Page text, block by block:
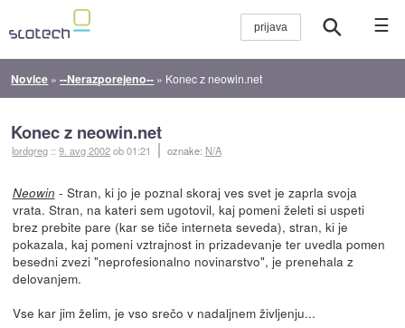
☰
Novice »--Nerazporejeno-- » Konec z neowin.net
Konec z neowin.net
lordgreg ::9. avg 2002ob 01:21 oznake: N/A
Neowin - Stran, ki jo je poznal skoraj ves svet je zaprla svoja
vrata. Stran, na kateri sem ugotovil, kaj pomeni želeti si uspeti
brez prebite pare (kar se tiče interneta seveda), stran, ki je
pokazala, kaj pomeni vztrajnost in prizadevanje ter uvedla pomen
besedni zvezi "neprofesionalno novinarstvo", je prenehala z
delovanjem.
Vse kar jim želim, je vso srečo v nadaljnem življenju...